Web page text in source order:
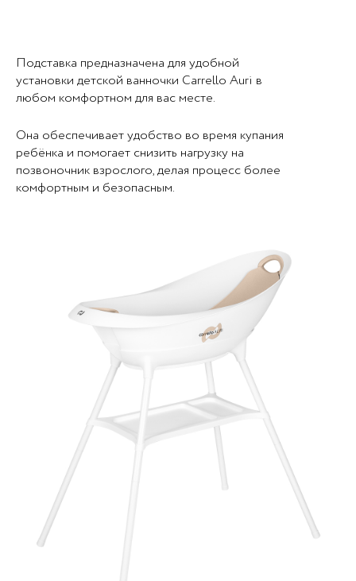
Подставка предназначена для удобной
установки детской ванночки Carrello Auri в
любом комфортном для вас месте.
Она обеспечивает удобство во время купания
ребёнка и помогает снизить нагрузку на
позвоночник взрослого, делая процесс более
комфортным и безопасным.